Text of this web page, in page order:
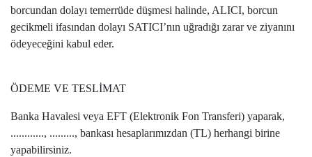
borcundan dolayı temerrüde düşmesi halinde, ALICI, borcun
gecikmeli ifasından dolayı SATICI’nın uğradığı zarar ve ziyanını
ödeyeceğini kabul eder.
ÖDEME VE TESLİMAT
Banka Havalesi veya EFT (Elektronik Fon Transferi) yaparak,
............, ........., bankası hesaplarımızdan (TL) herhangi birine
yapabilirsiniz.